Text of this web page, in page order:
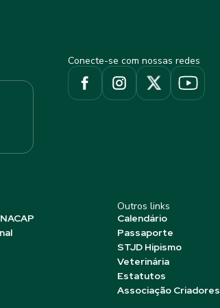
Conecte-se com nossas redes
Outros links
Calendário
Passaporte
STJD Hipismo
Veterinária
Estatutos
Associação Criadores